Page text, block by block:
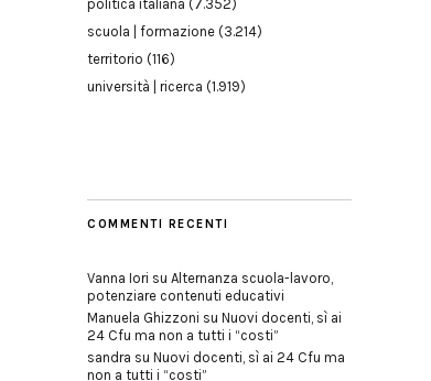
politica italiana (7.352)
scuola | formazione (3.214)
territorio (116)
università | ricerca (1.919)
COMMENTI RECENTI
Vanna Iori su Alternanza scuola-lavoro,
potenziare contenuti educativi
Manuela Ghizzoni su Nuovi docenti, sì ai
24 Cfu ma non a tutti i “costi”
sandra su Nuovi docenti, sì ai 24 Cfu ma
non a tutti i “costi”